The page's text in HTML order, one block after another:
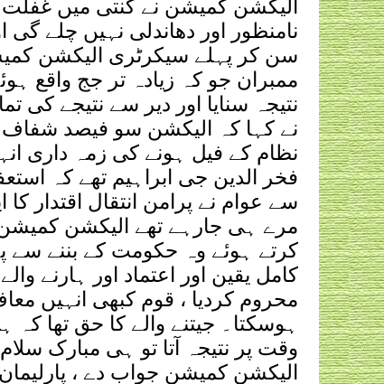
الیکشن کمیشن نے گنتی میں غفلت
نامنظور اور دھاندلی نہیں چلے
سن کر پہلے سیکرٹری الیکشن
ممبران جو کہ زیادہ تر جج واقع
نتیجہ سنایا اور دیر سے نتیجے کی
نے کہا کہ الیکشن سو فیصد شفاف
نظام کے فیل ہونے کی زمہ داری
فخر الدین جی ابراہیم تھے کہ
سے عوام نے پرامن انتقال اقتدار
مرے ہی جارہے تھے الیکشن
کرتے ہوئے وہ حکومت کے بننے
کامل یقین اور اعتماد اور ہارنے
محروم کردیا ، قوم کبھی انہیں
ہوسکتا۔ جیتنے والے کا حق تھا کہ
الیکشن کمیشن جواب دے ،